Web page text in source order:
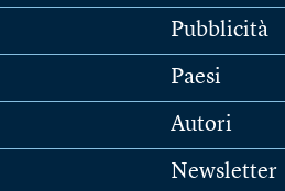
Pubblicità
Paesi
Autori
Newsletter